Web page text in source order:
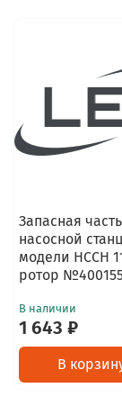
Запасная
насосной
модели НССН
ротор
В наличии
1 643 ₽
В